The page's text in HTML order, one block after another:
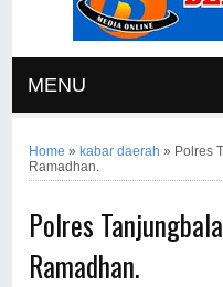
MENU
Home » kabar daerah » Polres
Ramadhan.
Polres
Ramadhan.